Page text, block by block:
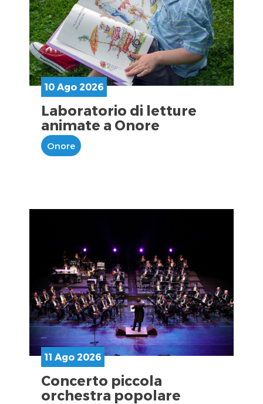
10 Ago 2026
Laboratorio di letture
animate a Onore
Onore
11 Ago 2026
Concerto piccola
orchestra popolare